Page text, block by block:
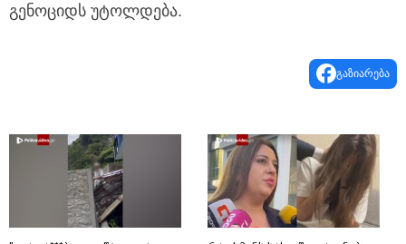
გენოციდს უტოლდება.
გაზიარება